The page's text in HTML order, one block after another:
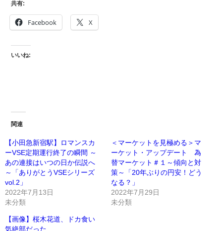
共有:
Facebook X
いいね:
関連
【小田急新宿駅】ロマンスカ
ーVSE定期運行終了の瞬間 ～
あの連接はいつの日か伝説へ
～「ありがとうVSEシリーズ
vol.2」
2022年7月13日
未分類
＜マーケットを見極める＞マ
ーケット・アップデート 為
替マーケット＃１～傾向と対
策～「20年ぶりの円安！どう
なる？」
2022年7月29日
未分類
【画像】桜木花道、ドカ食い
気絶部だった